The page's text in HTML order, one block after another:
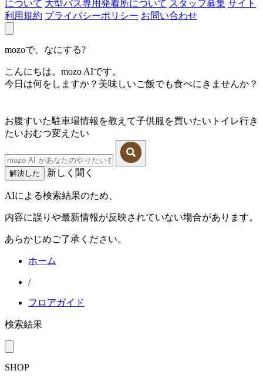
について 大型バス専用発着所について スタッフ募集 サイト
利用規約 プライバシーポリシー お問い合わせ
mozoで、なにする?
こんにちは。mozo AIです。
今日は何をしますか？美味しいご飯でも食べにきませんか？
お腹すいた駐車場情報を教えて子供服を買いたい トイレ行き
たいおむつ変えたい
解決した 新しく聞く
AIによる検索結果のため、
内容に誤りや最新情報が反映されていない場合があります。
あらかじめご了承ください。
ホーム
/
フロアガイド
検索結果
SHOP